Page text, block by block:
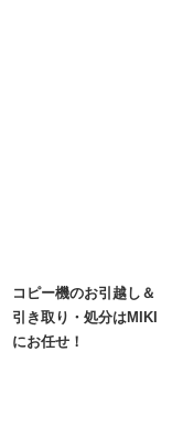
コピー機のお引越し＆
引き取り・処分はMIKI
にお任せ！